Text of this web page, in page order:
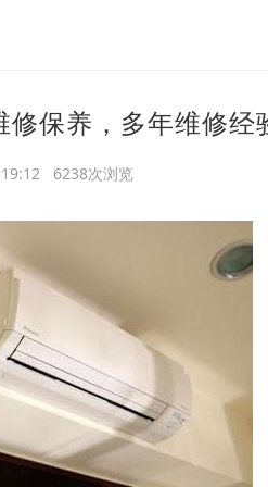
保养，多年维修经
6238次浏览